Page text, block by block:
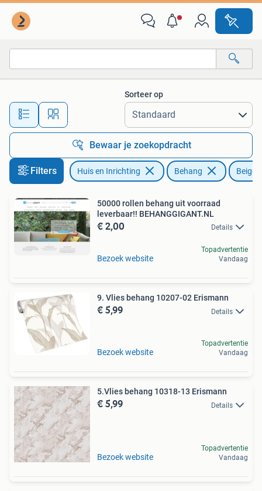
Alle afstanden…
Sorteer op
Bewaar je zoekopdracht
Filters Huis en Inrichting Behang Beige
50000 rollen behang uit voorraad
leverbaar!! BEHANGGIGANT.NL
€ 2,00 Details
Bezoek website
Topadvertentie
Vandaag
9. Vlies behang 10207-02 Erismann
€ 5,99 Details
Bezoek website
Topadvertentie
Vandaag
5.Vlies behang 10318-13 Erismann
€ 5,99 Details
Bezoek website
Topadvertentie
Vandaag